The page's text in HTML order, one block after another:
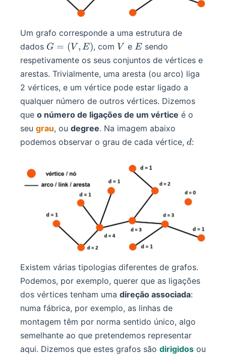
Um grafo corresponde a uma estrutura de
dados G
=
(V,
E)
G = (V , E), com V
V e E
Esendo
respetivamente os seus conjuntos de vértices e
arestas. Trivialmente, uma aresta (ou arco) liga
2 vértices, e um vértice pode estar ligado a
qualquer número de outros vértices. Dizemos
que o número de ligações de um vértice é o
seu grau, ou degree. Na imagem abaixo
podemos observar o grau de cada vértice, d
d:
Existem várias tipologias diferentes de grafos.
Podemos, por exemplo, querer que as ligações
dos vértices tenham uma direção associada:
numa fábrica, por exemplo, as linhas de
montagem têm por norma sentido único, algo
semelhante ao que pretendemos representar
aqui. Dizemos que estes grafos são dirigidos ou